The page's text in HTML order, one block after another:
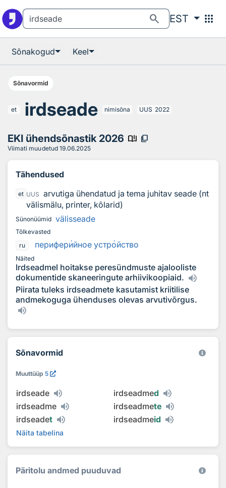
search EST apps
Sõnakogud Keel
Sõnavormid
et irdseade nimisõna UUS 2022
EKI ühendsõnastik 2026 book_ribbon content_copy
Viimati muudetud 19.06.2025
Tähendused
et UUS
arvutiga ühendatud ja tema juhitav seade (nt
välismälu, printer, kõlarid)
Sünonüümid välisseade
Tõlkevasted
ru
периферийное устройство
Näited
Irdseadmel hoitakse peresündmuste ajalooliste
dokumentide skaneeringute arhiivikoopiaid.
Piirata tuleks irdseadmete kasutamist kriitilise
andmekoguga ühenduses olevas arvutivõrgus.
Sõnavormid
Muuttüüp 5
irdseade irdseadmed
irdseadme
irdseadmete
irdseadet irdseadmeid
Näita tabelina
Päritolu andmed puuduvad